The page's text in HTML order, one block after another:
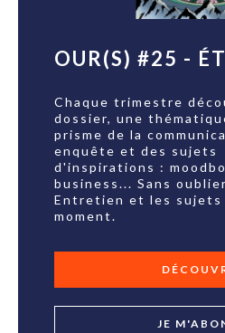
OUR(S) #25 -
Chaque trimestre
dossier, une
prisme de la
enquête et des sujets
d'inspirations :
business... Sans
Entretien et les sujets
moment.
JE